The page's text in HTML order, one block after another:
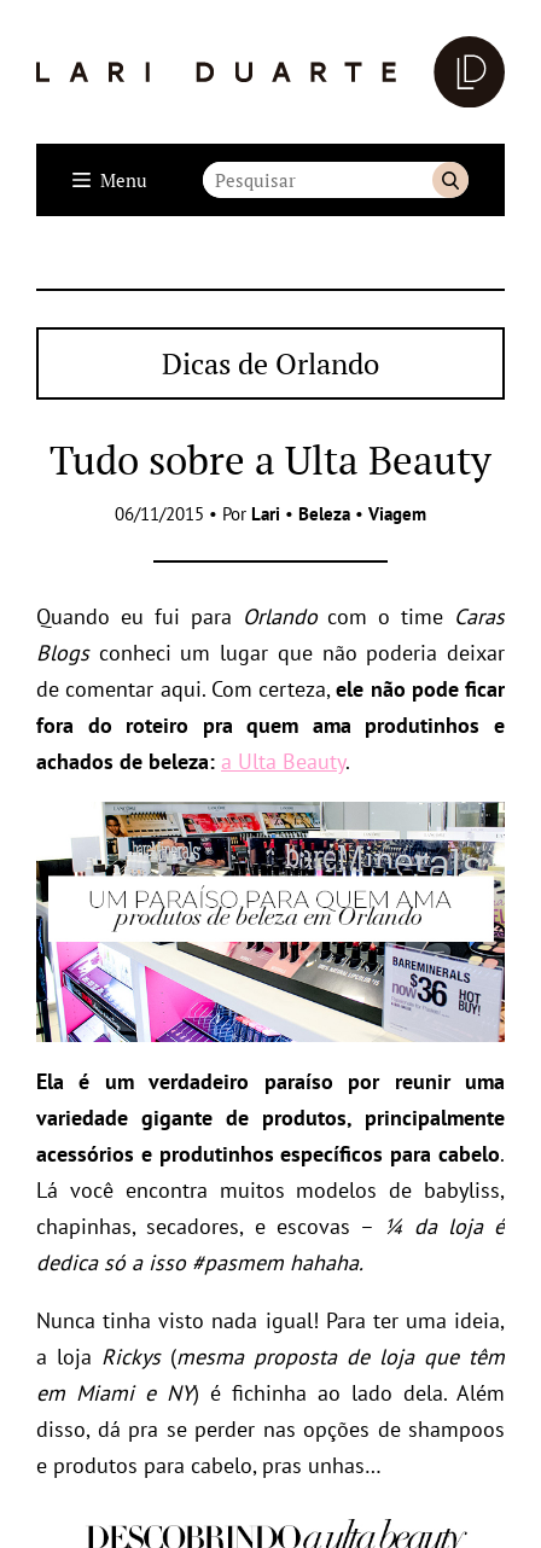
Menu
Dicas de Orlando
Tudo sobre a Ulta Beauty
06/11/2015 • Por Lari • Beleza • Viagem
Quando eu fui para Orlandocom o time Caras
Blogsconheci um lugar que não poderia deixar
de comentar aqui. Com certeza,ele não pode ficar
fora do roteiro pra quem ama produtinhos e
achados de beleza: a Ulta Beauty.
Ela é um verdadeiro paraíso por reunir uma
variedade gigante de produtos, principalmente
acessórios e produtinhos específicos para cabelo.
Lá você encontra muitos modelos de babyliss,
chapinhas, secadores, e escovas – ¼ da loja é
dedica só a isso #pasmem hahaha.
Nunca tinha visto nada igual! Para ter uma ideia,
a loja Rickys(mesma proposta de loja que têm
em Miami e NY) é fichinha ao lado dela. Além
disso, dá pra se perder nas opções de shampoos
e produtos para cabelo, pras unhas…